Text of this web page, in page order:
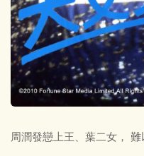
周潤發戀上王、葉二女，